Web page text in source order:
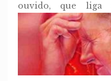
ouvido, que liga